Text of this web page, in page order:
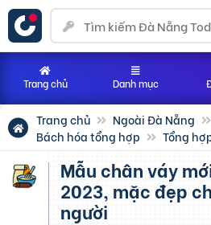
Trang chủ
Ngoài Đà Nẵng
Bách hóa tổng hợp
Tổng
Mẫu chân váy mới nhất hè
2023, mặc đẹp
người
Trang chủ Danh mục